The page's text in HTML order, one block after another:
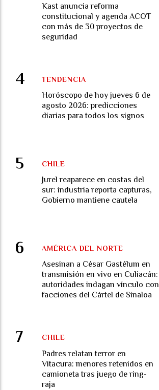
Kast anuncia reforma
constitucional y agenda ACOT
con más de 30 proyectos de
seguridad
Horóscopo de hoy jueves 6 de
agosto 2026: predicciones
diarias para todos los signos
TENDENCIA
Jurel reaparece en costas del
sur: industria reporta capturas,
Gobierno mantiene cautela
CHILE
Asesinan a César Gastélum en
transmisión en vivo en Culiacán:
autoridades indagan vínculo con
facciones del Cártel de Sinaloa
AMÉRICA DEL NORTE
Padres relatan terror en
Vitacura: menores retenidos en
camioneta tras juego de ring-
raja
CHILE